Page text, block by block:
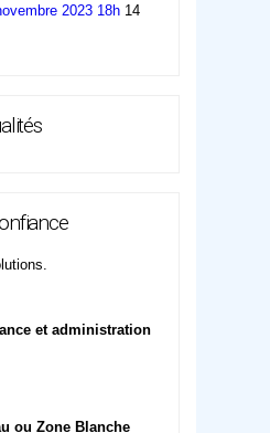
2023 18h 14
et administration
ou Zone Blanche